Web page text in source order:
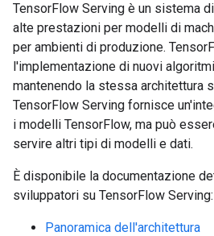
TensorFlow Serving è un sistema
alte prestazioni per modelli di
per ambienti di produzione.
l'implementazione di nuovi
mantenendo la stessa architettura
TensorFlow Serving fornisce
i modelli TensorFlow, ma può
servire altri tipi di modelli e dati.
È disponibile la documentazione
sviluppatori su TensorFlow Serving:
Panoramica dell'architettura